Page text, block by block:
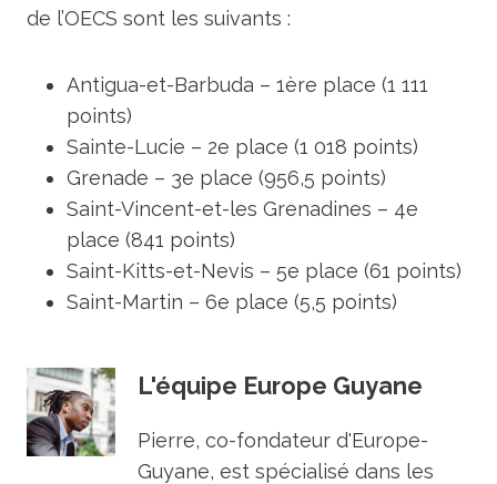
de l’OECS sont les suivants :
Antigua-et-Barbuda – 1ère place (1 111
points)
Sainte-Lucie – 2e place (1 018 points)
Grenade – 3e place (956,5 points)
Saint-Vincent-et-les Grenadines – 4e
place (841 points)
Saint-Kitts-et-Nevis – 5e place (61 points)
Saint-Martin – 6e place (5,5 points)
L'équipe Europe Guyane
Pierre, co-fondateur d'Europe-
Guyane, est spécialisé dans les